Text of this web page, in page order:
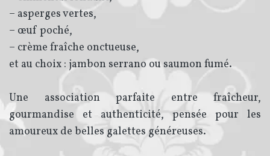
– asperges vertes,
– œuf poché,
– crème fraîche onctueuse,
et au choix : jambon serrano ou saumon fumé.
Une association parfaite entre fraîcheur,
gourmandise et authenticité, pensée pour les
amoureux de belles galettes généreuses.